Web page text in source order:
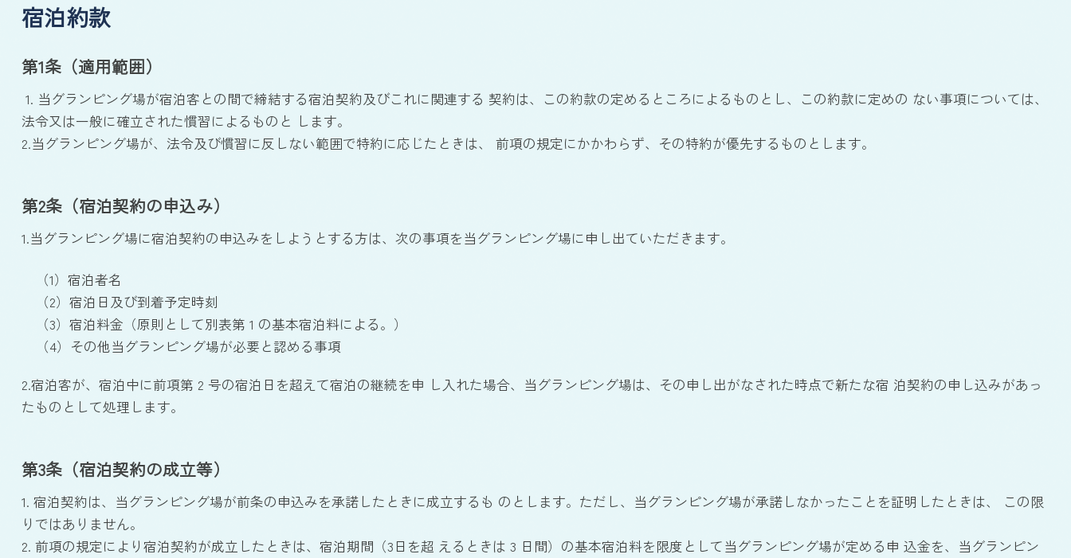
宿泊約款
第1条（適用範囲）
1. 当グランピング場が宿泊客との間で締結する宿泊契約及びこれに関連する 契約は、この約款の定めるところによるものとし、この約款に定めの ない事項については、
法令又は一般に確立された慣習によるものと します。
2.当グランピング場が、法令及び慣習に反しない範囲で特約に応じたときは、 前項の規定にかかわらず、その特約が優先するものとします。
第2条（宿泊契約の申込み）
1.当グランピング場に宿泊契約の申込みをしようとする方は、次の事項を当グランピング場に申し出ていただきます。
（1）宿泊者名
（2）宿泊日及び到着予定時刻
（3）宿泊料金（原則として別表第 1 の基本宿泊料による。）
（4）その他当グランピング場が必要と認める事項
2.宿泊客が、宿泊中に前項第 2 号の宿泊日を超えて宿泊の継続を申 し入れた場合、当グランピング場は、その申し出がなされた時点で新たな宿 泊契約の申し込みがあっ
たものとして処理します。
第3条（宿泊契約の成立等）
1. 宿泊契約は、当グランピング場が前条の申込みを承諾したときに成立するも のとします。ただし、当グランピング場が承諾しなかったことを証明したときは、 この限
りではありません。
2. 前項の規定により宿泊契約が成立したときは、宿泊期間（3日を超 えるときは 3 日間）の基本宿泊料を限度として当グランピング場が定める申 込金を、当グランピン